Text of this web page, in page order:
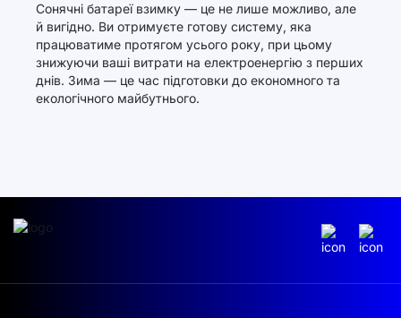
Сонячні батареї взимку — це не лише можливо, але
й вигідно. Ви отримуєте готову систему, яка
працюватиме протягом усього року, при цьому
знижуючи ваші витрати на електроенергію з перших
днів. Зима — це час підготовки до економного та
екологічного майбутнього.